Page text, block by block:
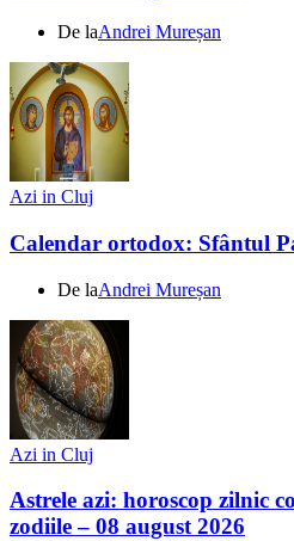
De laAndrei Mureșan
Azi in Cluj
Calendar ortodox: Sfântul
De laAndrei Mureșan
Azi in Cluj
Astrele azi: horoscop zilnic
zodiile – 08 august 2026